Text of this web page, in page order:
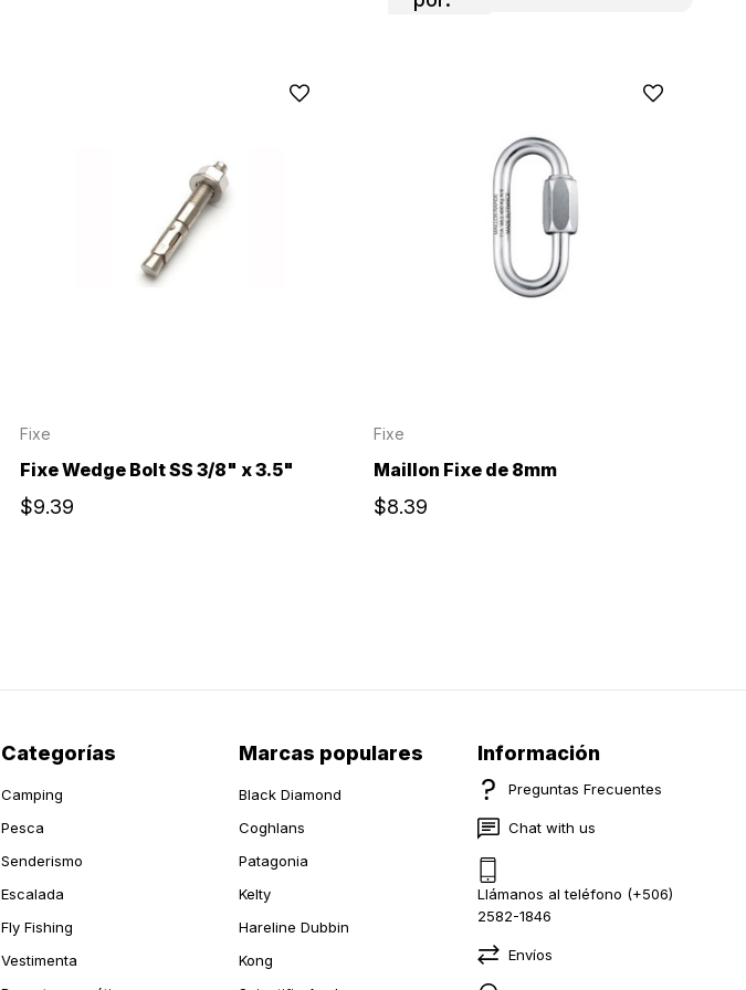
Fixe
Fixe Wedge Bolt SS 3/8" x 3.5"
$9.39
Fixe
Maillon Fixe de 8mm
$8.39
Categorías
Camping
Pesca
Senderismo
Escalada
Fly Fishing
Vestimenta
Marcas populares
Black Diamond
Coghlans
Patagonia
Kelty
Hareline Dubbin
Kong
Información
Preguntas Frecuentes
Chat with us
Llámanos al teléfono (+506)
2582-1846
Envíos